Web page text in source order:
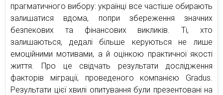
прагматичного вибору: українці все частіше обирають
залишатися вдома, попри збереження значних
безпекових та фінансових викликів. Ті, хто
залишаються, дедалі більше керуються не лише
емоційними мотивами, а й оцінкою практичної якості
життя. Про це свідчать результати дослідження
факторів міграції, проведеного компанією Gradus.
Результати цієї хвилі опитування були презентовані на